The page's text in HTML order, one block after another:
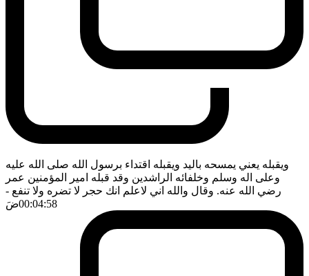
ويقبله يعني يمسحه باليد ويقبله اقتداء برسول الله صلى الله عليه
وعلى اله وسلم وخلفائه الراشدين وقد قبله امير المؤمنين عمر
رضي الله عنه. وقال والله اني لاعلم انك حجر لا تضره ولا تنفع -
00:04:58ضَ